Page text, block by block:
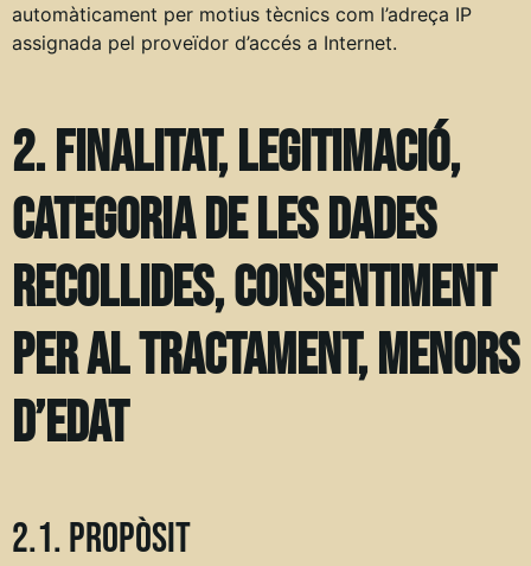
automàticament per motius tècnics com l’adreça IP
assignada pel proveïdor d’accés a Internet.
2. Finalitat, legitimació,
categoria de les dades
recollides, consentiment
per al tractament, menors
d’edat
2.1. Propòsit